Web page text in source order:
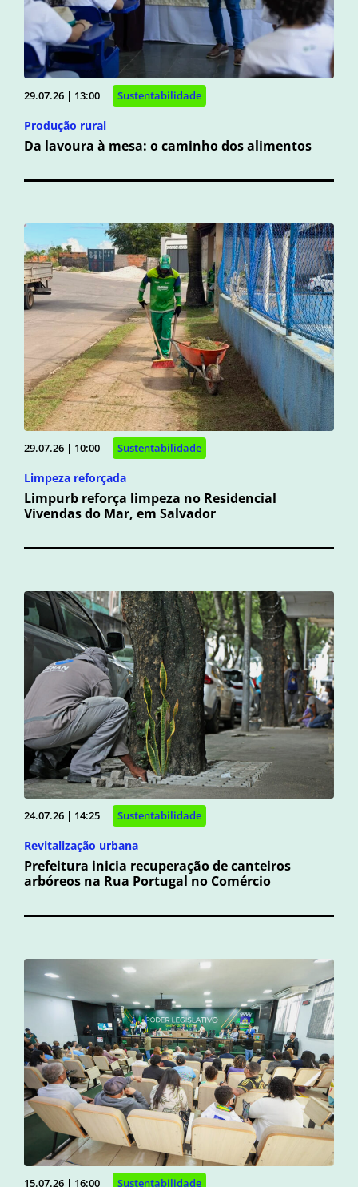
29.07.26 | 13:00 Sustentabilidade
Produção rural
Da lavoura à mesa: o caminho dos alimentos
29.07.26 | 10:00 Sustentabilidade
Limpeza reforçada
Limpurb reforça limpeza no Residencial
Vivendas do Mar, em Salvador
24.07.26 | 14:25 Sustentabilidade
Revitalização urbana
Prefeitura inicia recuperação de canteiros
arbóreos na Rua Portugal no Comércio
15.07.26 | 16:00 Sustentabilidade